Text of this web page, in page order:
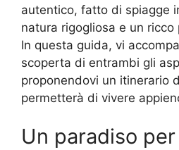
autentico, fatto di spiagge
natura rigogliosa e un
In questa guida, vi
scoperta di entrambi gli
proponendovi un itinerario
permetterà di vivere
Un paradiso